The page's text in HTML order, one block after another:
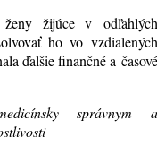
ženy žijúce v odľahlých
ho vo vzdialených
ďalšie finančné a časové
správnym a